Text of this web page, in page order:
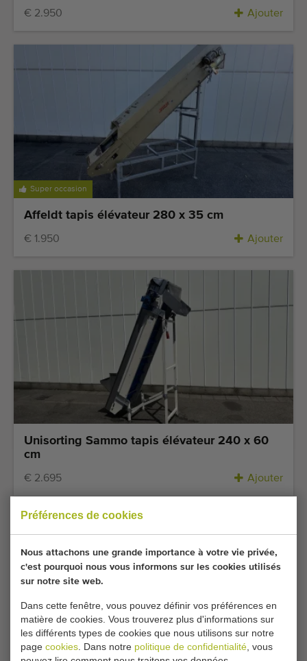
Préférences de cookies
Nous attachons une grande importance à votre vie privée,
c'est pourquoi nous vous informons sur les cookies utilisés
sur notre site web.
Dans cette fenêtre, vous pouvez définir vos préférences en
matière de cookies. Vous trouverez plus d'informations sur
les différents types de cookies que nous utilisons sur notre
page cookies . Dans notre politique de confidentialité , vous
€ 2.950 Ajouter
Super occasion
Affeldt tapis élévateur 280 x 35 cm
€ 1.950 Ajouter
Unisorting Sammo tapis élévateur 240 x 60
cm
€ 2.695 Ajouter
Super occasion